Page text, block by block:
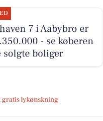
7 i Aabybro er
- se køberen
solgte boliger
gratis lykønskning